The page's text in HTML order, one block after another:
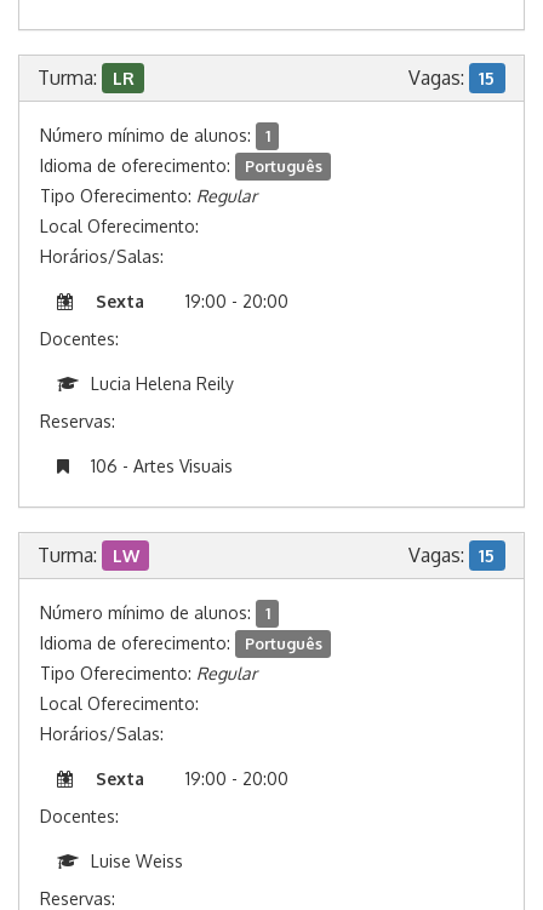
Turma: LR Vagas: 15
Número mínimo de alunos: 1
Idioma de oferecimento: Português
Tipo Oferecimento: Regular
Local Oferecimento:
Horários/Salas:
Sexta
19:00 - 20:00
Docentes:
Lucia Helena Reily
Reservas:
106 - Artes Visuais
Turma: LW Vagas: 15
Número mínimo de alunos: 1
Idioma de oferecimento: Português
Tipo Oferecimento: Regular
Local Oferecimento:
Horários/Salas:
Sexta
19:00 - 20:00
Docentes:
Luise Weiss
Reservas: